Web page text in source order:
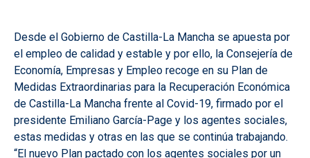
Desde el Gobierno de Castilla-La Mancha se apuesta por
el empleo de calidad y estable y por ello, la Consejería de
Economía, Empresas y Empleo recoge en su Plan de
Medidas Extraordinarias para la Recuperación Económica
de Castilla-La Mancha frente al Covid-19, firmado por el
presidente Emiliano García-Page y los agentes sociales,
estas medidas y otras en las que se continúa trabajando.
“El nuevo Plan pactado con los agentes sociales por un